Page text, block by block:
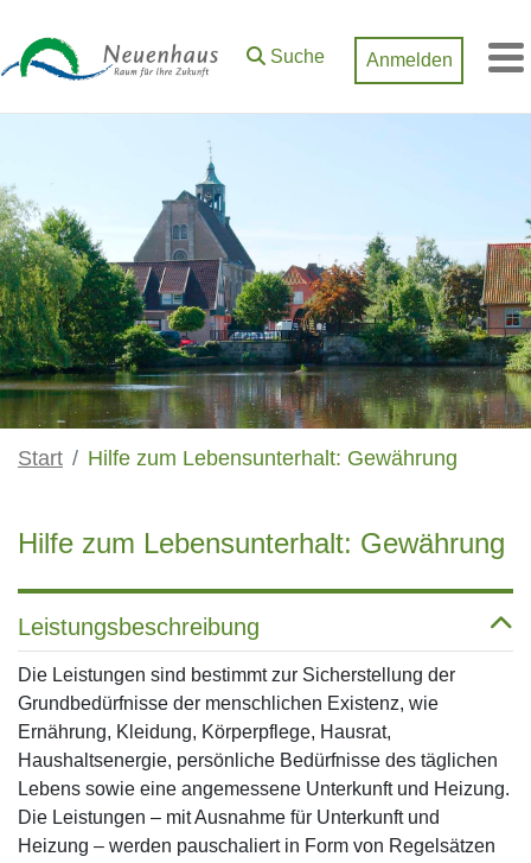
Suche Anmelden
Start Hilfe zum Lebensunterhalt: Gewährung
Hilfe zum Lebensunterhalt: Gewährung
Leistungsbeschreibung
Die Leistungen sind bestimmt zur Sicherstellung der
Grundbedürfnisse der menschlichen Existenz, wie
Ernährung, Kleidung, Körperpflege, Hausrat,
Haushaltsenergie, persönliche Bedürfnisse des täglichen
Lebens sowie eine angemessene Unterkunft und Heizung.
Die Leistungen – mit Ausnahme für Unterkunft und
Heizung – werden pauschaliert in Form von Regelsätzen